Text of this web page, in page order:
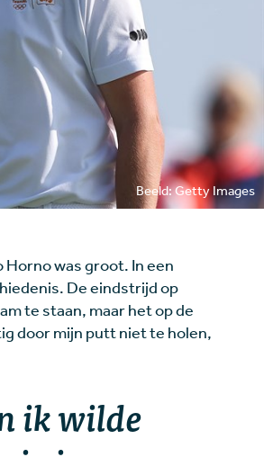
Beeld: Getty Images
Horno was groot. In een
De eindstrijd op
te staan, maar het op de
door mijn putt niet te holen,
ik wilde